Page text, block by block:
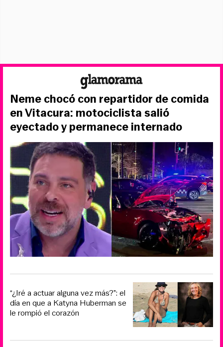
Neme chocó con repartidor de comida
en Vitacura: motociclista salió
eyectado y permanece internado
“¿Iré a actuar alguna vez más?”: el
día en que a Katyna Huberman se
le rompió el corazón